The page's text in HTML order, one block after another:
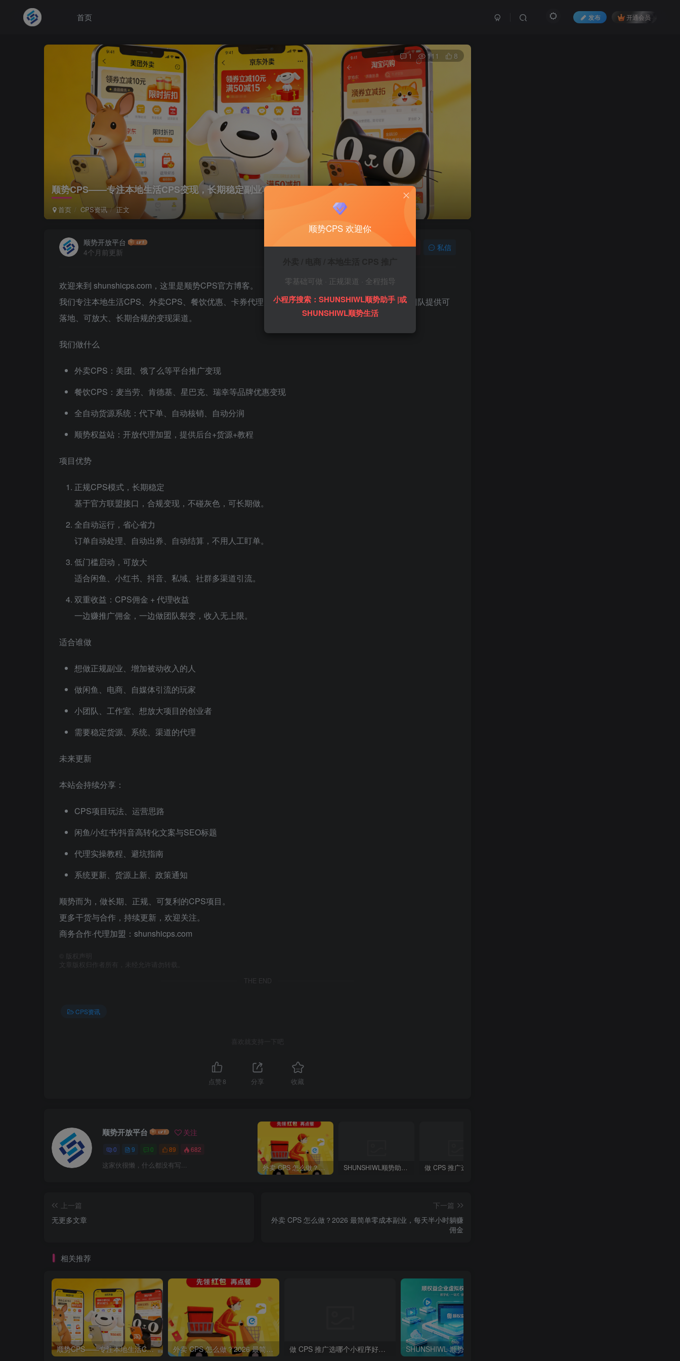
首页 发布 开通会员
顺势CPS——专注本地生活CPS变现，长期稳定副业项目
首页 CPS资讯 正文
1 111 8
顺势开放平台
4个月前更新
关注 私信
欢迎来到 shunshicps.com，这里是顺势CPS官方博客。
我们专注本地生活CPS、外卖CPS、餐饮优惠、卡券代理、全自动货源系统，为个人、副业者、小团队提供可
落地、可放大、长期合规的变现渠道。
我们做什么
外卖CPS：美团、饿了么等平台推广变现
餐饮CPS：麦当劳、肯德基、星巴克、瑞幸等品牌优惠变现
全自动货源系统：代下单、自动核销、自动分润
顺势权益站：开放代理加盟，提供后台+货源+教程
项目优势
正规CPS模式，长期稳定
基于官方联盟接口，合规变现，不碰灰色，可长期做。
全自动运行，省心省力
订单自动处理、自动出券、自动结算，不用人工盯单。
低门槛启动，可放大
适合闲鱼、小红书、抖音、私域、社群多渠道引流。
双重收益：CPS佣金 + 代理收益
一边赚推广佣金，一边做团队裂变，收入无上限。
适合谁做
想做正规副业、增加被动收入的人
做闲鱼、电商、自媒体引流的玩家
小团队、工作室、想放大项目的创业者
需要稳定货源、系统、渠道的代理
未来更新
本站会持续分享：
CPS项目玩法、运营思路
闲鱼/小红书/抖音高转化文案与SEO标题
代理实操教程、避坑指南
系统更新、货源上新、政策通知
顺势而为，做长期、正规、可复利的CPS项目。
更多干货与合作，持续更新，欢迎关注。
商务合作·代理加盟：shunshicps.com
版权声明
文章版权归作者所有，未经允许请勿转载。
THE END
CPS资讯
喜欢就支持一下吧
点赞 8 分享 收藏
顺势开放平台 关注
0 9 0 89 682
这家伙很懒，什么都没有写... 外卖 CPS 怎么做？2026 最简单零成本副业，每天半小时躺赚佣金 SHUNSHIWL顺势助手_CPS推广变现平台
上一篇
无更多文章
下一篇
外卖 CPS 怎么做？2026 最简单零成本副业，每天半小时躺赚
佣金
相关推荐
顺势CPS——专注本地生活CPS变现，长期稳定副业项目 外卖 CPS 怎么做？2026 最简单零成本副业，每天半小时躺赚佣金 做 CPS 推广选哪个小程序好？SHUNSHIWL顺势助手好用吗？
顺势CPS 欢迎你
零基础可做 · 正规渠道 · 全程指导
小程序搜索：SHUNSHIWL顺势助手 |或
SHUNSHIWL顺势生活